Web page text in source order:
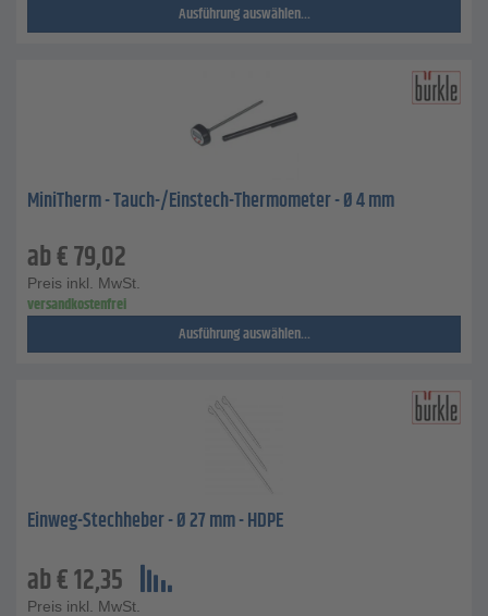
Ausführung auswählen...
MiniTherm - Tauch-/Einstech-Thermometer - Ø 4 mm
ab€79,02
Preis inkl. MwSt.
versandkostenfrei
Ausführung auswählen...
Einweg-Stechheber - Ø 27 mm - HDPE
ab€12,35
Preis inkl. MwSt.